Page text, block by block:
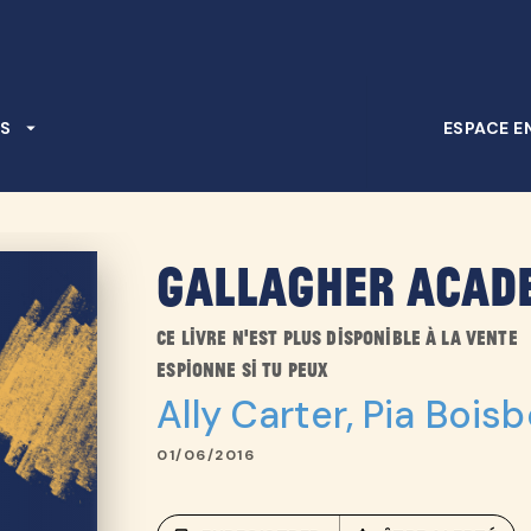
arrow_drop_down ESPACE
Gallagher
Ce livre n'est plus disponible à la vente
Espionne si tu peux
Ally Carter, Pia
01/06/2016